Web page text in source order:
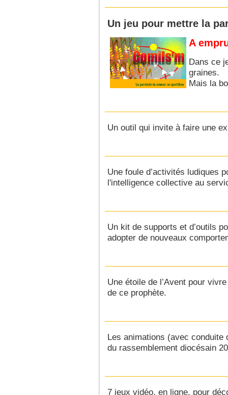
Un jeu pour mettre la
A
Dans ce
graines.
Mais la
Un outil qui invite à faire une
Une foule d’activités ludiques
l'intelligence collective au
Un kit de supports et d’outils
adopter de nouveaux
Une étoile de l’Avent pour
de ce prophète.
Les animations (avec
du rassemblement diocésain
7 jeux vidéo, en ligne, pour